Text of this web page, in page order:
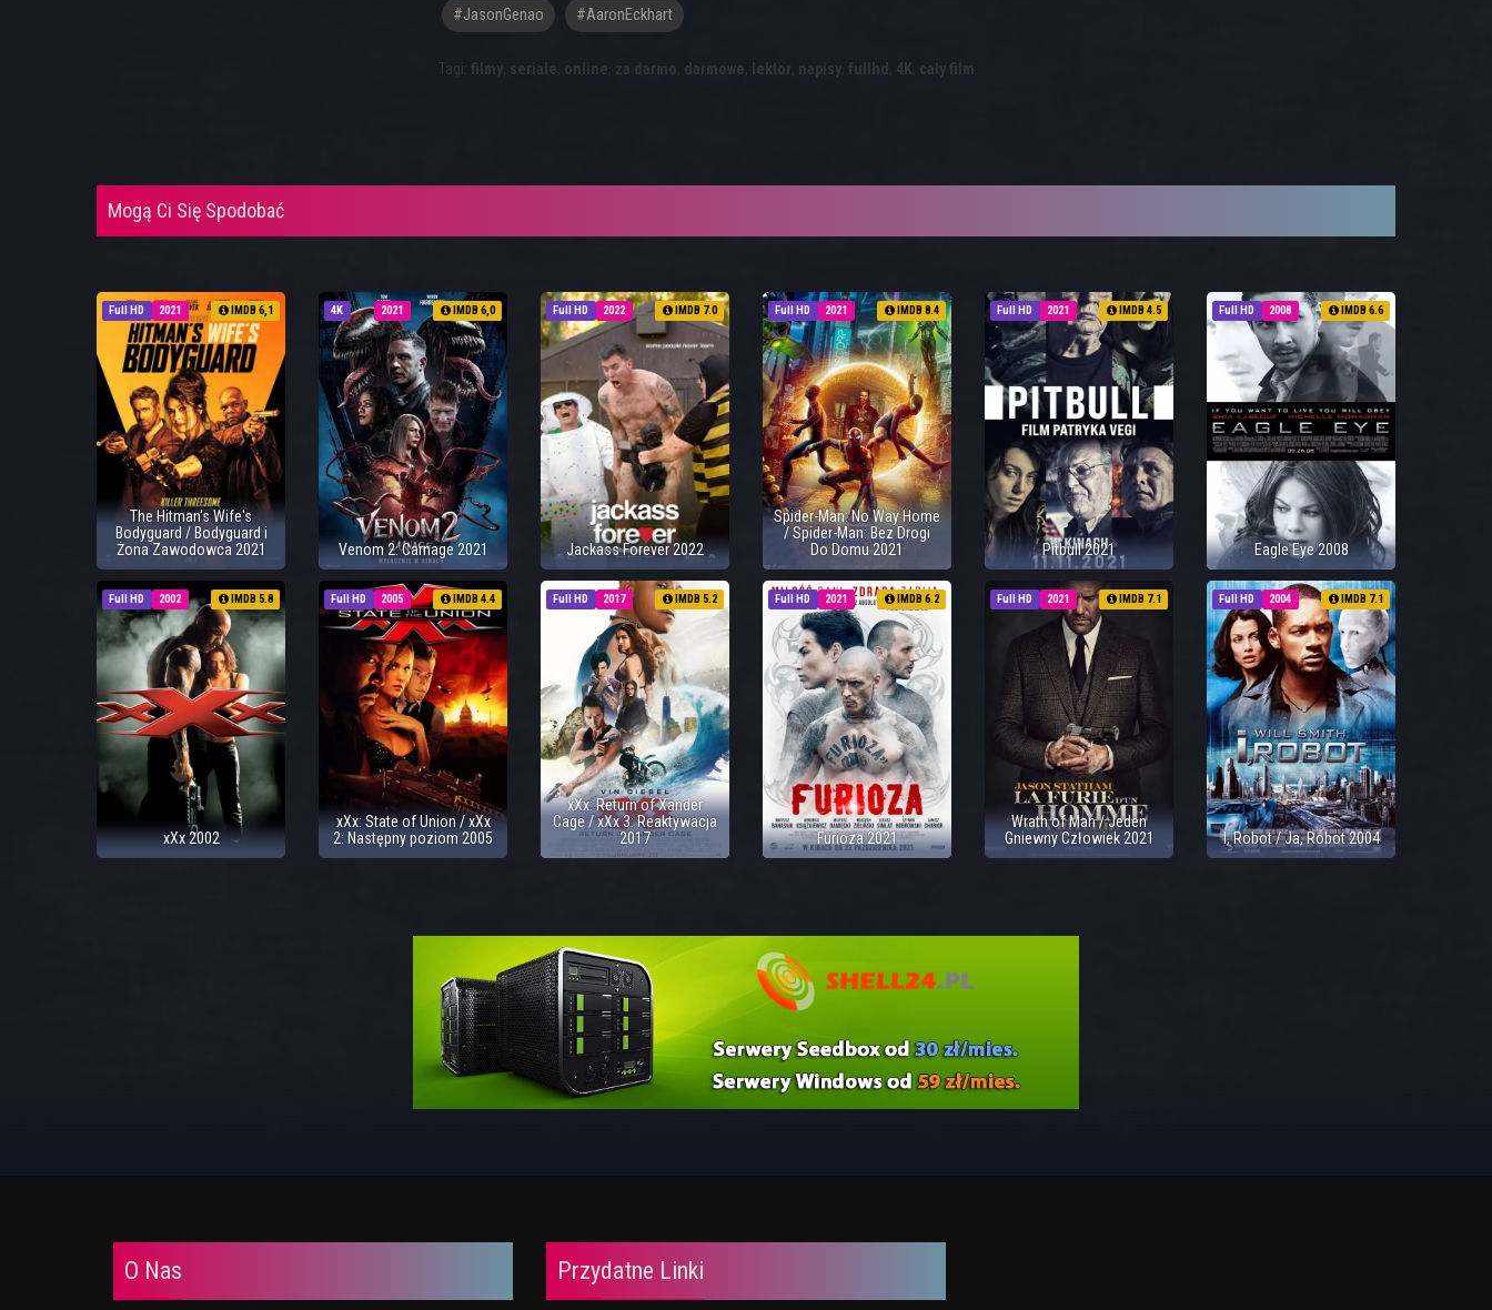
#JasonGenao #AaronEckhart
Tagi: filmy, seriale, online, za darmo, darmowe, lektor, napisy, fullhd , 4K, cały film
Mogą Ci Się Spodobać
Full HD 2021 IMDB 6,1
The Hitman's Wife's
Bodyguard / Bodyguard i
Żona Zawodowca 2021
4K 2021 IMDB 6,0
Venom 2: Carnage 2021
Full HD 2022 IMDB 7.0
Jackass Forever 2022
Full HD 2021 IMDB 8.4
Spider-Man: No Way Home
/ Spider-Man: Bez Drogi
Do Domu 2021
Full HD 2021 IMDB 4.5
Pitbull 2021
Full HD 2008 IMDB 6.6
Eagle Eye 2008
Full HD 2002 IMDB 5.8
xXx 2002
Full HD 2005 IMDB 4.4
xXx: State of Union / xXx
2: Następny poziom 2005
Full HD 2017 IMDB 5.2
xXx: Return of Xander
Cage / xXx 3: Reaktywacja
2017
Full HD 2021 IMDB 6.2
Furioza 2021
Full HD 2021 IMDB 7.1
Wrath of Man / Jeden
Gniewny Człowiek 2021
Full HD 2004 IMDB 7.1
I, Robot / Ja, Robot 2004
O Nas Przydatne Linki